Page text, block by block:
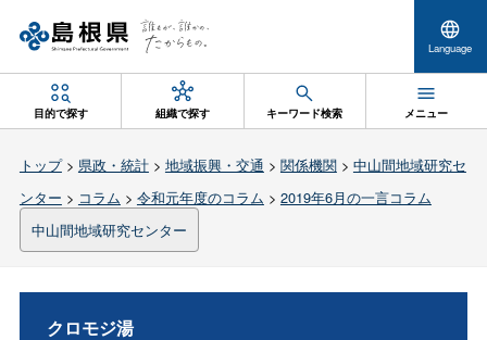
Language
目的で探す 組織で探す キーワード検索 メニュー
トップ> 県政・統計> 地域振興・交通 > 関係機関> 中山間地域研究セ
ンター > コラム > 令和元年度のコラム > 2019年6月の一言コラム
中山間地域研究センター
クロモジ湯